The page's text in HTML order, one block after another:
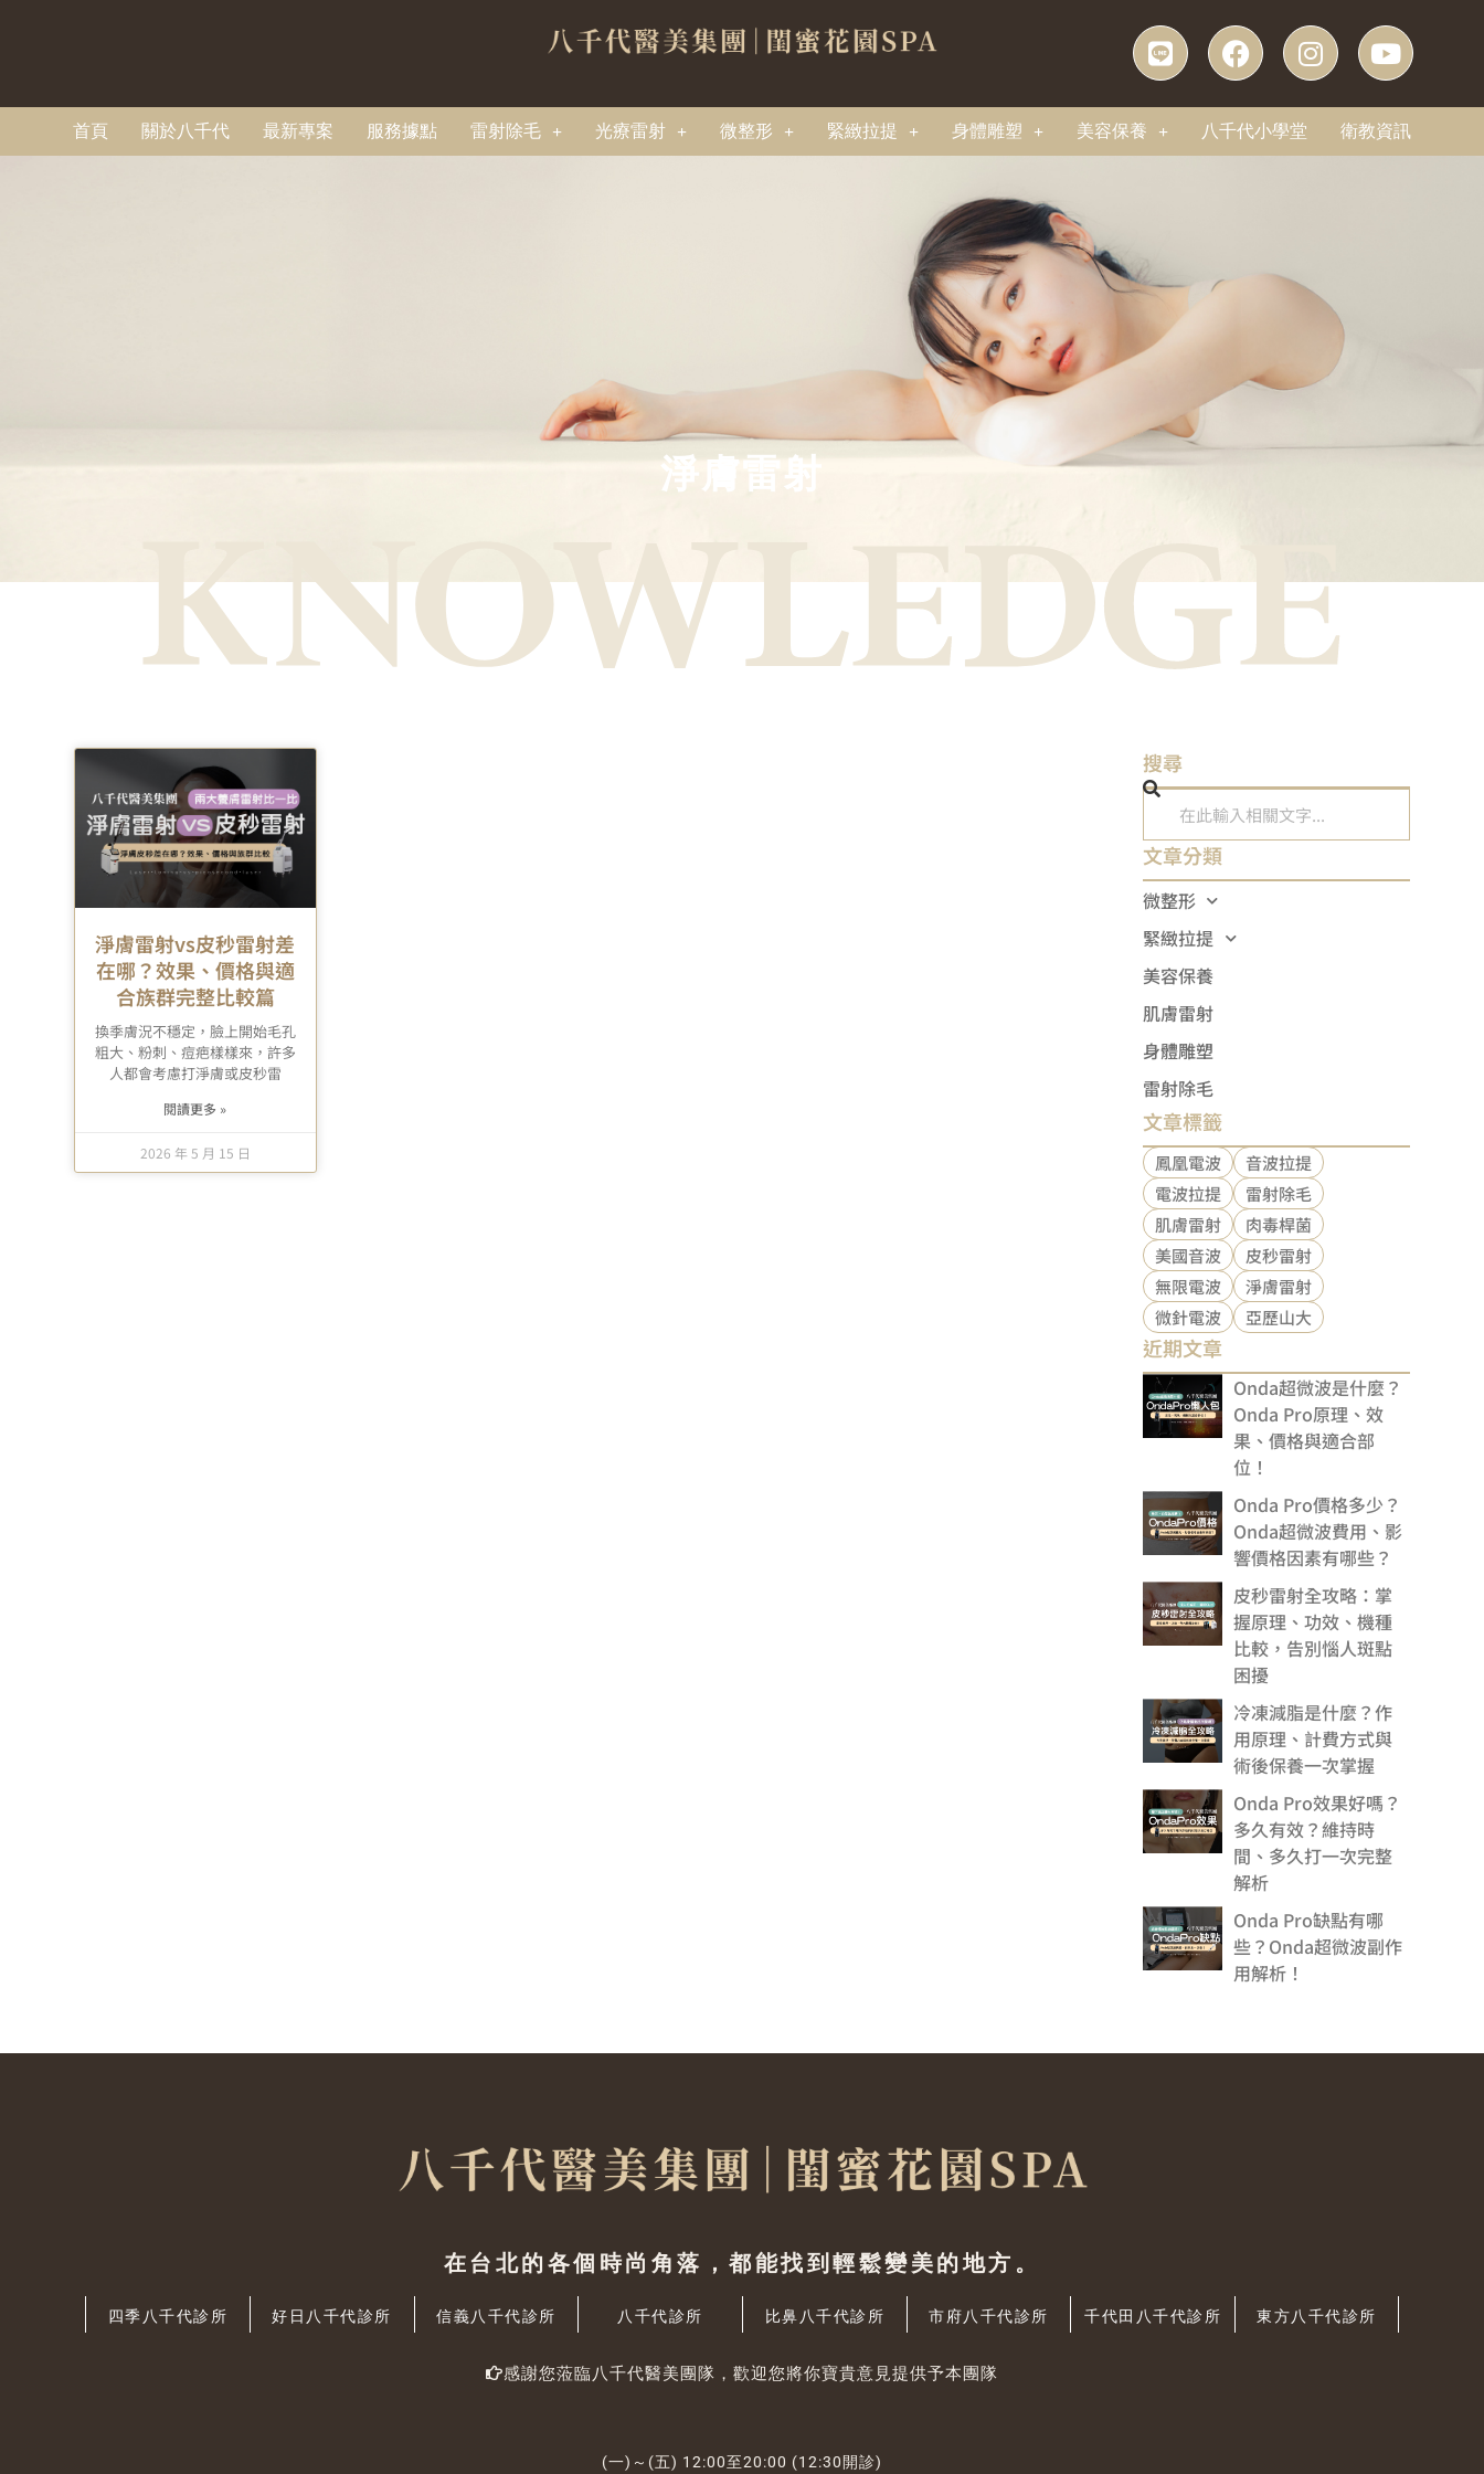
首頁 關於八千代 最新專案 服務據點 雷射除毛 光療雷射 微整形 緊緻拉提 身體雕塑 美容保養 八千代小學堂 衛教資訊
淨膚雷射
淨膚雷射vs皮秒雷射差
在哪？效果、價格與適
合族群完整比較篇
換季膚況不穩定，臉上開始毛孔
粗大、粉刺、痘疤樣樣來，許多
人都會考慮打淨膚或皮秒雷
閱讀更多 »
2026 年 5 月 15 日
搜尋
文章分類
微整形
緊緻拉提
美容保養
肌膚雷射
身體雕塑
雷射除毛
文章標籤
鳳凰電波
音波拉提
電波拉提
雷射除毛
肌膚雷射
肉毒桿菌
美國音波
皮秒雷射
無限電波
淨膚雷射
微針電波
亞歷山大
近期文章
Onda超微波是什麼？
Onda Pro原理、效
果、價格與適合部
位！
Onda Pro價格多少？
Onda超微波費用、影
響價格因素有哪些？
皮秒雷射全攻略：掌
握原理、功效、機種
比較，告別惱人斑點
困擾
冷凍減脂是什麼？作
用原理、計費方式與
術後保養一次掌握
Onda Pro效果好嗎？
多久有效？維持時
間、多久打一次完整
解析
Onda Pro缺點有哪
些？Onda超微波副作
用解析！
在台北的各個時尚角落，都能找到輕鬆變美的地方。
四季八千代診所 好日八千代診所 信義八千代診所 八千代診所 比鼻八千代診所 市府八千代診所 千代田八千代診所 東方八千代診所
感謝您蒞臨八千代醫美團隊，歡迎您將你寶貴意見提供予本團隊
(一)～(五) 12:00至20:00 (12:30開診)